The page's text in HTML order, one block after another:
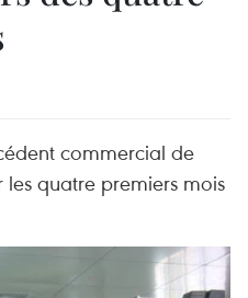
commercial de
quatre premiers mois